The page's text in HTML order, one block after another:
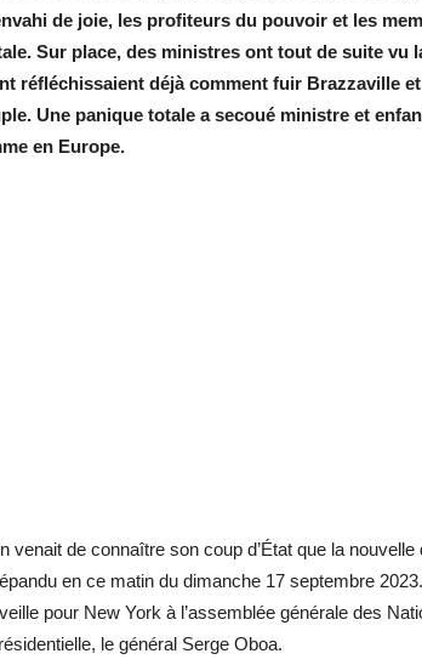
de joie, les profiteurs du pouvoir et les
Sur place, des ministres ont tout de suite vu
réfléchissaient déjà comment fuir Brazzaville
Une panique totale a secoué ministre et
en Europe.
venait de connaître son coup d’État que la
en ce matin du dimanche 17 septembre
pour New York à l’assemblée générale des
le général Serge Oboa.